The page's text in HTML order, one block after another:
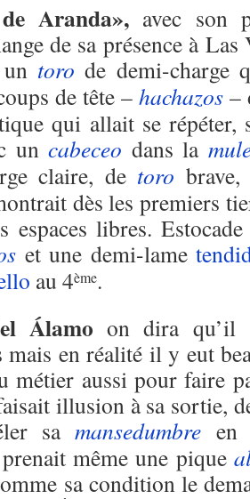
Aranda», avec son
de sa présence à
toro de demi-charge
de tête – hachazos –
qui allait se répéter,
uncabeceo dans la
claire, de toro
dès les premiers
espaces libres.
et une demi-lame
au 4ème.
Álamo on dira qu’il
mais en réalité il y eut
métier aussi pour faire
illusion à sa sortie,
samansedumbre en
même une pique
sa condition le